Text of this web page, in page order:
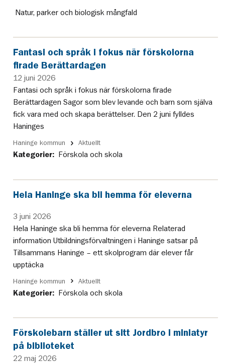
Natur, parker och biologisk mångfald
Fantasi och språk i fokus när förskolorna
firade Berättardagen
12 juni 2026
Fantasi och språk i fokus när förskolorna firade
Berättardagen Sagor som blev levande och barn som själva
fick vara med och skapa berättelser. Den 2 juni fylldes
Haninges
Haninge kommun Aktuellt
Kategorier: Förskola och skola
Hela Haninge ska bli hemma för eleverna
3 juni 2026
Hela Haninge ska bli hemma för eleverna Relaterad
information Utbildningsförvaltningen i Haninge satsar på
Tillsammans Haninge – ett skolprogram där elever får
upptäcka
Haninge kommun Aktuellt
Kategorier: Förskola och skola
Förskolebarn ställer ut sitt Jordbro i miniatyr
på biblioteket
22 maj 2026